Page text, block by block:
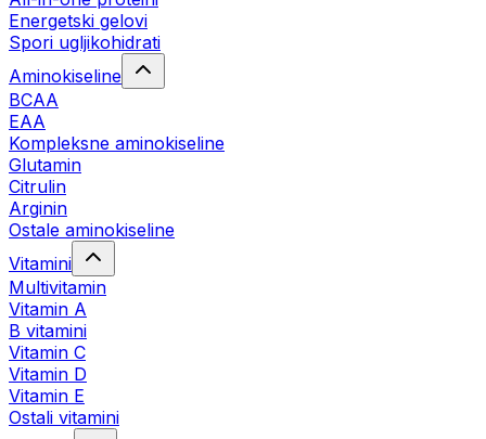
Energetski gelovi
Spori ugljikohidrati
Aminokiseline
BCAA
EAA
Kompleksne aminokiseline
Glutamin
Citrulin
Arginin
Ostale aminokiseline
Vitamini
Multivitamin
Vitamin A
B vitamini
Vitamin C
Vitamin D
Vitamin E
Ostali vitamini